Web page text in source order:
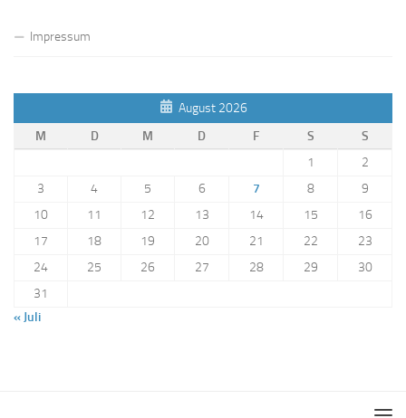
Impressum
August 2026
M
D M D F S
S
1
2
3
4 5 6 7 8
9
10
11 12 13 14 15
16
17
18 19 20 21 22
23
24
25 26 27 28 29
30
31
« Juli